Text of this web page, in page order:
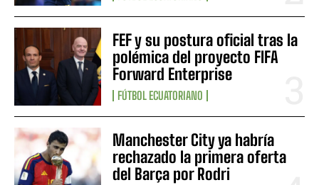
FEF y su postura oficial tras la
polémica del proyecto FIFA
Forward Enterprise
FÚTBOL ECUATORIANO
Manchester City ya habría
rechazado la primera oferta
del Barça por Rodri